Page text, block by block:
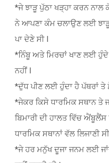
*ਜੇ ਝਾੜੂ ਪੁੱਠਾ ਖੜ੍ਹਾ ਕਰਨ ਨਾਲ
ਨੇ ਆਪਣਾ ਕੰਮ ਚਲਾਉਣ ਲਈ
ਪਾ ਦੇਣੇ ਸੀ l
*ਨਿੰਬੂ ਅਤੇ ਮਿਰਚਾਂ ਖਾਣ ਲਈ
ਨਹੀਂ l
*ਦੁੱਧ ਪੀਣ ਲਈ ਹੁੰਦਾ ਹੈ ਪੱਥਰਾਂ
*ਜੇਕਰ ਕਿਸੇ ਧਾਰਮਿਕ ਸਥਾਨ ਤੇ
ਬਿਮਾਰੀ ਦੀ ਹਾਲਤ ਵਿੱਚ ਐਂਬੂਲੈਂਸ
ਧਾਰਮਿਕ ਸਥਾਨਾਂ ਵੱਲ ਲਿਜਾਣੀ
*ਜੇ ਹਰ ਮਨੁੱਖ ਦੂਜਾ ਜਨਮ ਲਈ